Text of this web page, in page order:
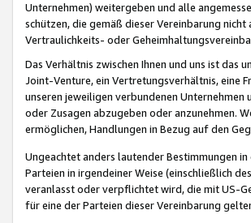
Unternehmen) weitergeben und alle
schützen, die gemäß dieser Vereinbarung
Vertraulichkeits- oder
Das Verhältnis zwischen Ihnen und uns ist
Joint-Venture, ein Vertretungsverhältnis, eine
unseren jeweiligen verbundenen
oder Zusagen abzugeben oder anzunehmen.
ermöglichen, Handlungen in Bezug auf den
Ungeachtet anders lautender Bestimmungen
Parteien in irgendeiner Weise (einschließlich
veranlasst oder verpflichtet wird, die mit US-
für eine der Parteien dieser Vereinbarung